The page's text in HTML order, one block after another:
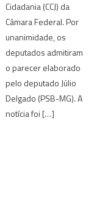
Cidadania (CCJ) da
Câmara Federal. Por
unanimidade, os
deputados admitiram
o parecer elaborado
pelo deputado Júlio
Delgado (PSB-MG). A
notícia foi […]